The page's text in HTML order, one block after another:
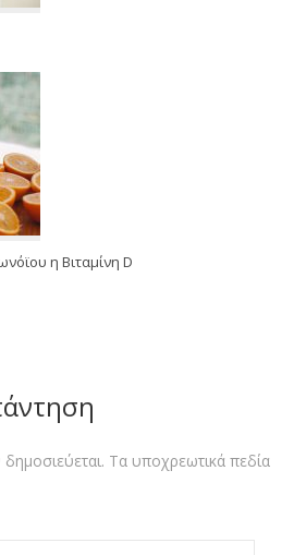
η Βιταμίνη D
Τα υποχρεωτικά πεδία